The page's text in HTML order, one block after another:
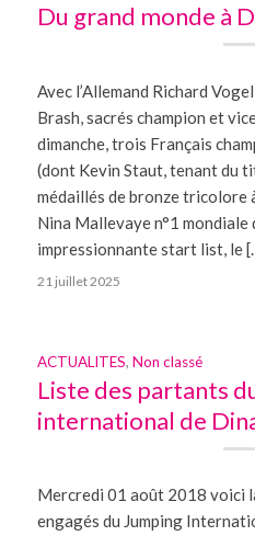
Du grand monde à
Avec l’Allemand Richard
Brash, sacrés champion et
dimanche, trois Français
(dont Kevin Staut, tenant du
médaillés de bronze tricolore
Nina Mallevaye n°1 mondiale
impressionnante start list, le
21 juillet 2025
ACTUALITES, Non classé
Liste des partants
international de
Mercredi 01 août 2018 voici
engagés du Jumping